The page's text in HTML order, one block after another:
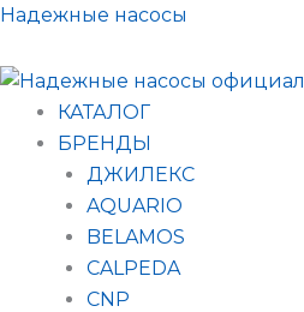
Перейти
содержимому
Надежные насосы
КАТАЛОГ
БРЕНДЫ
ДЖИЛЕКС
AQUARIO
BELAMOS
CALPEDA
CNP
Поиск